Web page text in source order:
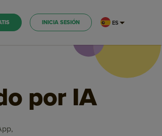
INICIA SESIÓN ES
por IA